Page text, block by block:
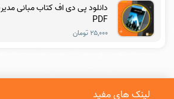
دانلود پی دی اف کتاب مبانی
PDF
۲۵,۰۰۰ تومان
لینک های مفید